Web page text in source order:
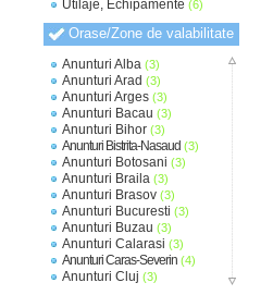
Utilaje, Echipamente (6)
Orase/Zone de valabilitate
Anunturi Alba (3)
Anunturi Arad (3)
Anunturi Arges (3)
Anunturi Bacau (3)
Anunturi Bihor (3)
Anunturi Bistrita-Nasaud (3)
Anunturi Botosani (3)
Anunturi Braila (3)
Anunturi Brasov (3)
Anunturi Bucuresti (3)
Anunturi Buzau (3)
Anunturi Calarasi (3)
Anunturi Caras-Severin (4)
Anunturi Cluj (3)